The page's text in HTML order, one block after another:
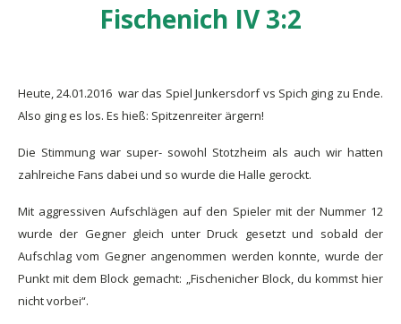
VORSTAND
SERVICE UND
BEITRAGSÜBERSICHT
IMPRESSUM
Fischenich IV 3:2
Heute, 24.01.2016 war das Spiel Junkersdorf vs Spich ging zu Ende.
Also ging es los. Es hieß: Spitzenreiter ärgern!
Die Stimmung war super- sowohl Stotzheim als auch wir hatten
zahlreiche Fans dabei und so wurde die Halle gerockt.
Mit aggressiven Aufschlägen auf den Spieler mit der Nummer 12
wurde der Gegner gleich unter Druck gesetzt und sobald der
Aufschlag vom Gegner angenommen werden konnte, wurde der
Punkt mit dem Block gemacht: „Fischenicher Block, du kommst hier
nicht vorbei“.